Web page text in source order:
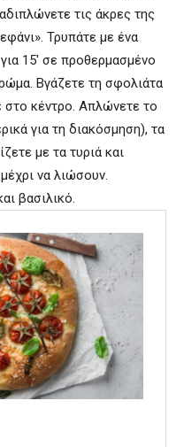
τις άκρες της
Τρυπάτε με ένα
15′ σε προθερμασμένο
Βγάζετε τη σφολιάτα
στο κέντρο. Απλώνετε το
για τη διακόσμηση), τα
με τα τυριά και
να λιώσουν.
βασιλικό.